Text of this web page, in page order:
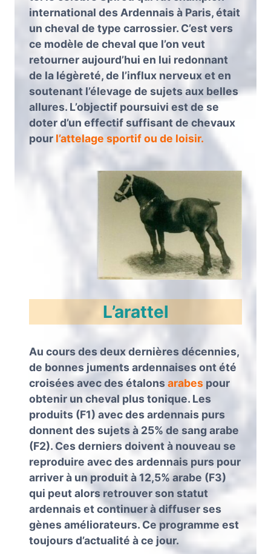
international des Ardennais à Paris, était
un cheval de type carrossier. C’est vers
ce modèle de cheval que l’on veut
retourner aujourd’hui en lui redonnant
de la légèreté, de l’influx nerveux et en
soutenant l’élevage de sujets aux belles
allures. L’objectif poursuivi est de se
doter d’un effectif suffisant de chevaux
pour l’attelage sportif ou de loisir.
L’arattel
Au cours des deux dernières décennies,
de bonnes juments ardennaises ont été
croisées avec des étalons arabes pour
obtenir un cheval plus tonique. Les
produits (F1) avec des ardennais purs
donnent des sujets à 25% de sang arabe
(F2). Ces derniers doivent à nouveau se
reproduire avec des ardennais purs pour
arriver à un produit à 12,5% arabe (F3)
qui peut alors retrouver son statut
ardennais et continuer à diffuser ses
gènes améliorateurs. Ce programme est
toujours d’actualité à ce jour.